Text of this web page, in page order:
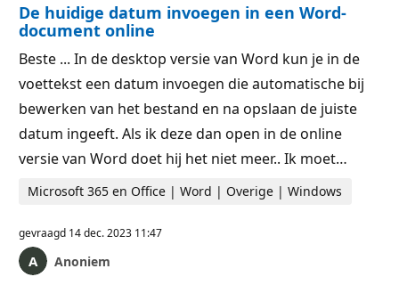
De huidige datum invoegen in een Word-
document online
Beste ... In de desktop versie van Word kun je in de
voettekst een datum invoegen die automatische bij
bewerken van het bestand en na opslaan de juiste
datum ingeeft. Als ik deze dan open in de online
versie van Word doet hij het niet meer.. Ik moet…
Microsoft 365 en Office | Word | Overige | Windows
gevraagd 14 dec. 2023 11:47
Anoniem